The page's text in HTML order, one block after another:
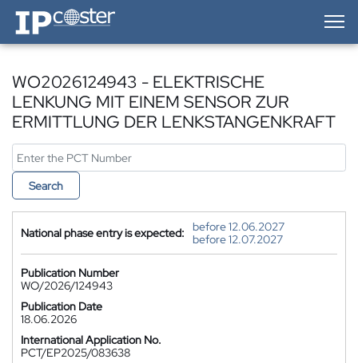
IP-Coster — Home
WO2026124943 - ELEKTRISCHE
LENKUNG MIT EINEM SENSOR ZUR
ERMITTLUNG DER LENKSTANGENKRAFT
Search
National phase entry is expected:
before 12.06.2027
before 12.07.2027
Publication Number
WO/2026/124943
Publication Date
18.06.2026
International Application No.
PCT/EP2025/083638